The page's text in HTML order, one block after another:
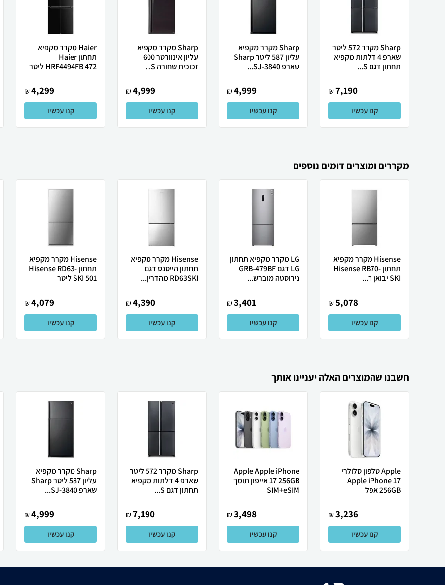
Sharp מקרר 572 ליטר
שארפ 4 דלתות מקפיא
תחתון דגם S...
7,190
₪
קנו עכשיו
Sharp מקרר מקפיא
עליון 587 ליטר Sharp
שארפ SJ-3840...
4,999
₪
קנו עכשיו
Sharp מקרר מקפיא
עליון אינוורטר 600
זכוכית שחורה S...
4,999
₪
קנו עכשיו
Haier מקרר מקפיא
תחתון Haier
HRF4494FB 472 ליטר
4,299
₪
קנו עכשיו
מקררים ומוצרים דומים נוספים
Hisense מקרר ‏מקפיא
תחתון Hisense RB70-
SKI יבואן ר...
5,078
₪
קנו עכשיו
LG מקרר מקפיא תחתון
LG דגם GRB-479BF
נירוסטה מוברש...
3,401
₪
קנו עכשיו
Hisense מקרר מקפיא
תחתון הייסנס דגם
RD63SKI מהדרין...
4,390
₪
קנו עכשיו
Hisense מקרר מקפיא
תחתון Hisense RD63-
SKI 501 ליטר
4,079
₪
קנו עכשיו
חשבנו שהמוצרים האלה יעניינו אותך
Apple טלפון סלולרי
Apple iPhone 17
256GB אפל
3,236
₪
קנו עכשיו
Apple Apple iPhone
17 256GB אייפון תומך
SIM+eSIM
3,498
₪
קנו עכשיו
Sharp מקרר 572 ליטר
שארפ 4 דלתות מקפיא
תחתון דגם S...
7,190
₪
קנו עכשיו
Sharp מקרר מקפיא
עליון 587 ליטר Sharp
שארפ SJ-3840...
4,999
₪
קנו עכשיו